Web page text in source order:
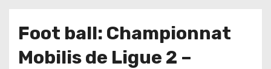
Foot ball: Championnat
Mobilis de Ligue 2 –